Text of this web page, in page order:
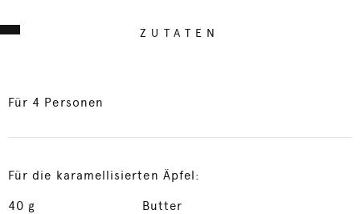
ZUTATEN
Für 4 Personen
Für die karamellisierten Äpfel:
40 g Butter